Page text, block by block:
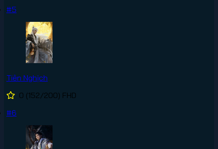
#5
Tiên Nghịch
0 (152/200) FHD
#6